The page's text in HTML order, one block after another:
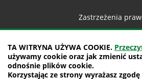
TA WITRYNA UŻYWA COOKIE.
używamy cookie oraz jak zmienić
odnośnie plików cookie.
Korzystając ze strony wyrażasz
Zastrzeżenia
Mapa witryny